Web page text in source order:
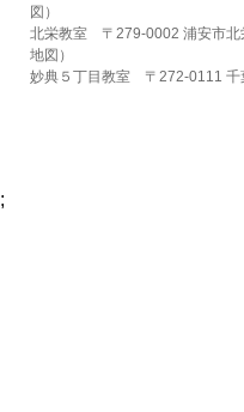
図 ）
北栄教室 〒279-0002 浦安市北
地図 ）
妙典５丁目教室 〒272-0111
;